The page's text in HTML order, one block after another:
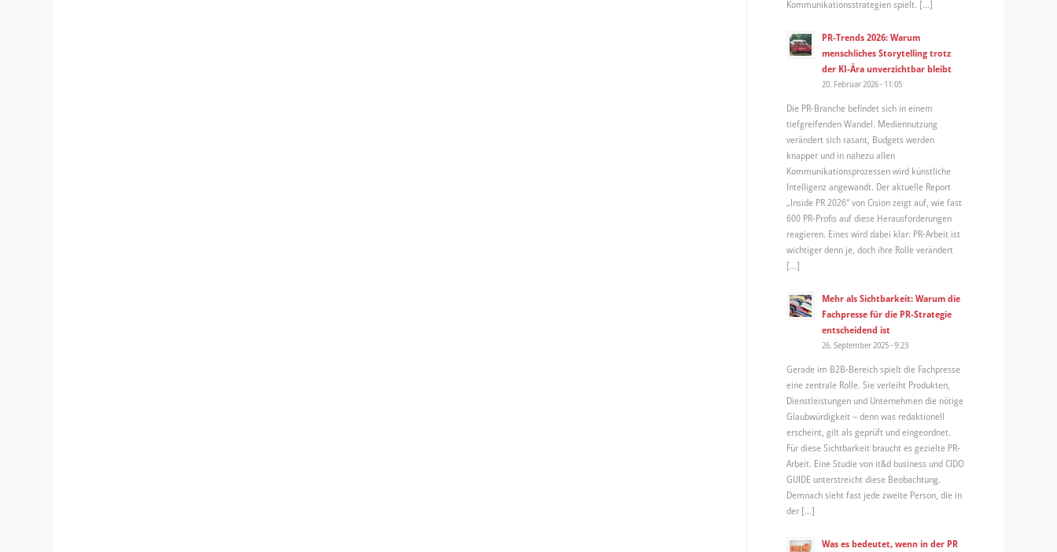
Kommunikationsstrategien spielt. […]
PR-Trends 2026: Warum
menschliches Storytelling trotz
der KI-Ära unverzichtbar bleibt
20. Februar 2026 - 11:05
Die PR-Branche befindet sich in einem
tiefgreifenden Wandel. Mediennutzung
verändert sich rasant, Budgets werden
knapper und in nahezu allen
Kommunikationsprozessen wird künstliche
Intelligenz angewandt. Der aktuelle Report
„Inside PR 2026“ von Cision zeigt auf, wie fast
600 PR-Profis auf diese Herausforderungen
reagieren. Eines wird dabei klar: PR-Arbeit ist
wichtiger denn je, doch ihre Rolle verändert
[…]
Mehr als Sichtbarkeit: Warum die
Fachpresse für die PR-Strategie
entscheidend ist
26. September 2025 - 9:23
Gerade im B2B-Bereich spielt die Fachpresse
eine zentrale Rolle. Sie verleiht Produkten,
Dienstleistungen und Unternehmen die nötige
Glaubwürdigkeit – denn was redaktionell
erscheint, gilt als geprüft und eingeordnet.
Für diese Sichtbarkeit braucht es gezielte PR-
Arbeit. Eine Studie von it&d business und CIDO
GUIDE unterstreicht diese Beobachtung.
Demnach sieht fast jede zweite Person, die in
der […]
Was es bedeutet, wenn in der PR